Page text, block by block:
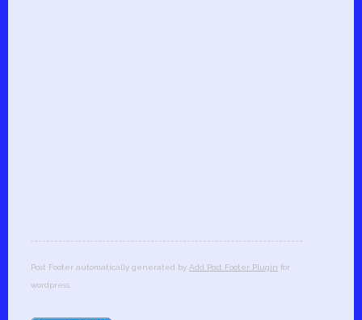
Post Footer automatically generated by Add Post Footer Plugin for
wordpress.